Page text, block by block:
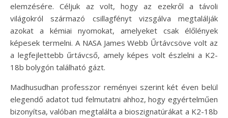
elemzésére. Céljuk az volt, hogy az ezekről a távoli
világokról származó csillagfényt vizsgálva megtalálják
azokat a kémiai nyomokat, amelyeket csak élőlények
képesek termelni. A NASA James Webb Űrtávcsöve volt az
a legfejlettebb űrtávcső, amely képes volt észlelni a K2-
18b bolygón található gázt.
Madhusudhan professzor reményei szerint két éven belül
elegendő adatot tud felmutatni ahhoz, hogy egyértelműen
bizonyítsa, valóban megtalálta a bioszignatúrákat a K2-18b